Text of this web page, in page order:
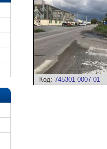
Код: 745301-0007-01